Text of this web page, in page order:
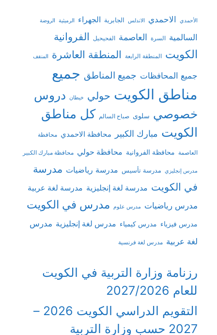
الأحمدي الاحمدي الاندلس الجابرية الجهراء الرميثية الروضة
السالمية السرة العاصمة الفحيحيل الفروانية
الكويت المنطقة الرابعة المنطقة العاشرة المنقف
جميع المحافظات جميع المناطق جميع
مناطق الكويت حولي خيطان دروس
خصوصي سلوى صباح السالم كل مناطق
الكويت مبارك الكبير محافظة الاحمدي محافظة
العاصمة محافظة الفروانية محافظة حولي محافظة مبارك الكبير
مدرس إنجليزي مدرسة تأسيس مدرسة رياضيات مدرسة
في الكويت مدرسة لغة إنجليزية مدرسة لغة عربية
مدرس رياضيات مدرس علوم مدرس في الكويت
مدرس فيزياء مدرس كيمياء مدرس لغة إنجليزية مدرس
لغة عربية مدرس لغة فرنسية
رزنامة وزارة التربية في الكويت
للعام 2027/2026
التقويم الدراسي الكويت 2026 –
2027 حسب وزارة التربية